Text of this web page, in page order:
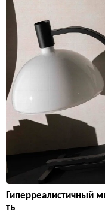
Гиперреалистичный
ть